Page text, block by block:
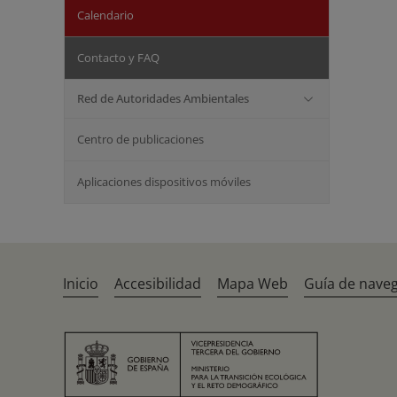
Calendario
Contacto y FAQ
Red de Autoridades Ambientales
Centro de publicaciones
Aplicaciones dispositivos móviles
Inicio Accesibilidad Mapa Web Guía de